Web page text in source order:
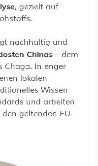
, gezielt auf
nachhaltig und
Chinas – dem
Chaga. In enger
lokalen
Wissen
und arbeiten
geltenden EU-